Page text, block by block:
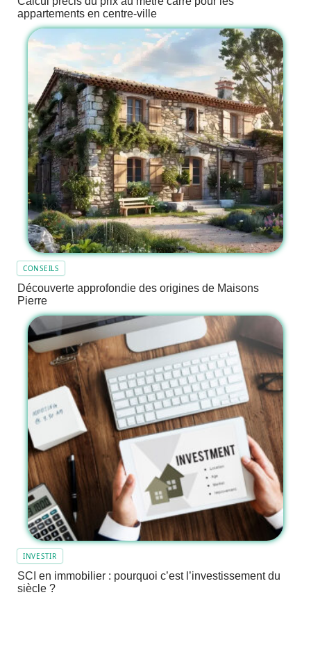
appartements en centre-ville
CONSEILS
Découverte approfondie des origines de Maisons
Pierre
INVESTIR
SCI en immobilier : pourquoi c’est l’investissement du
siècle ?